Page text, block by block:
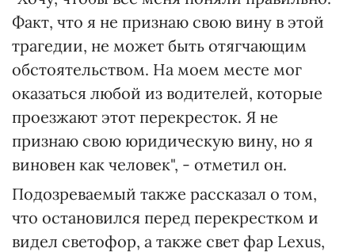
Факт, что я не признаю свою вину в этой
трагедии, не может быть отягчающим
обстоятельством. На моем месте мог
оказаться любой из водителей, которые
проезжают этот перекресток. Я не
признаю свою юридическую вину, но я
виновен как человек", - отметил он.
Подозреваемый также рассказал о том,
что остановился перед перекрестком и
видел светофор, а также свет фар Lexus,